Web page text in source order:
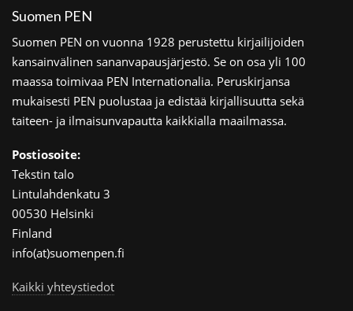
Suomen PEN
Suomen PEN on vuonna 1928 perustettu kirjailijoiden
kansainvälinen sananvapausjärjestö. Se on osa yli 100
maassa toimivaa PEN Internationalia. Peruskirjansa
mukaisesti PEN puolustaa ja edistää kirjallisuutta sekä
taiteen- ja ilmaisunvapautta kaikkialla maailmassa.
Postiosoite:
Tekstin talo
Lintulahdenkatu 3
00530 Helsinki
Finland
info(at)suomenpen.fi
Kaikki yhteystiedot